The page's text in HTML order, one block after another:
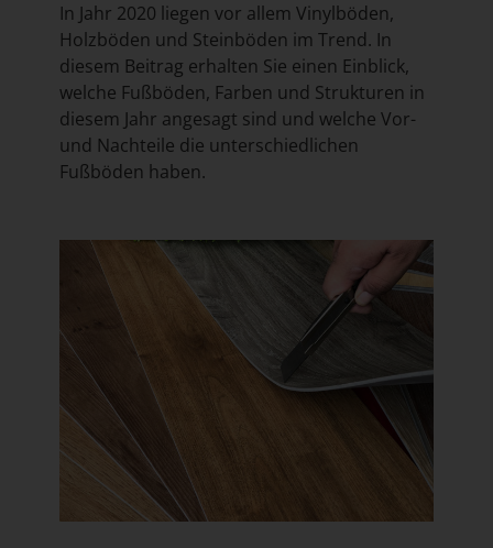
In Jahr 2020 liegen vor allem Vinylböden,
Holzböden und Steinböden im Trend. In
diesem Beitrag erhalten Sie einen Einblick,
welche Fußböden, Farben und Strukturen in
diesem Jahr angesagt sind und welche Vor-
und Nachteile die unterschiedlichen
Fußböden haben.